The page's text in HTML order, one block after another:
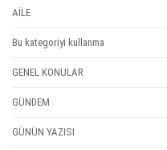
AİLE
Bu kategoriyi kullanma
GENEL KONULAR
GÜNDEM
GÜNÜN YAZISI